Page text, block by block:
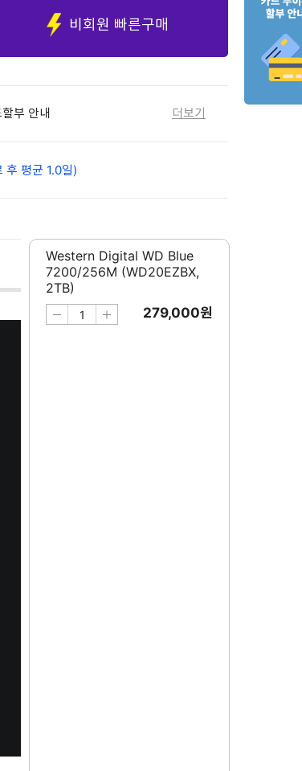
비회원 빠른구매
부 안내 더보기
후 평균 1.0일)
Western Digital WD Blue
7200/256M (WD20EZBX,
2TB)
279,000원